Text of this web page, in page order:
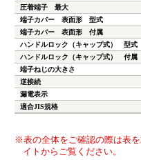
圧着端子 最大
端子カバー 表面形 型式
端子カバー 表面形 付属
ハンドルロック（キャップ式） 型式
ハンドルロック（キャップ式） 付属
端子ねじの大きさ
逆接続
漏電表示
適合JIS規格
※表の全体をご確認の際は表
イトからご覧ください。